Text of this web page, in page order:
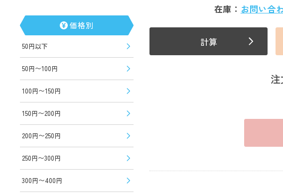
価格別
50円以下
50円〜100円
100円〜150円
150円〜200円
200円〜250円
250円〜300円
300円〜400円
在庫： お問い合
計算